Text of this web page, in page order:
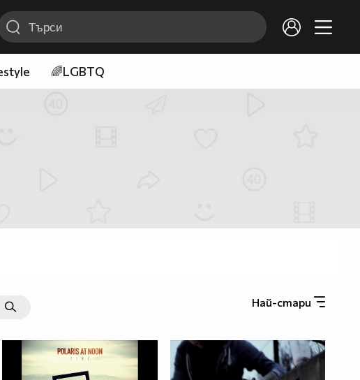
🌈LGBTQ
Най-стари